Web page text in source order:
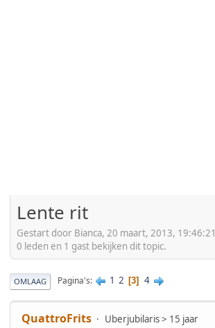
Lente rit
Gestart door Bianca, 20 maart, 2013, 19:46:21
0 leden en 1 gast bekijken dit topic.
OMLAAG Pagina's 1 2 3 4
QuattroFrits
Uberjubilaris > 15 jaar